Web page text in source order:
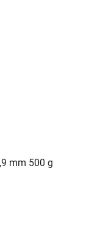
mm 500 g